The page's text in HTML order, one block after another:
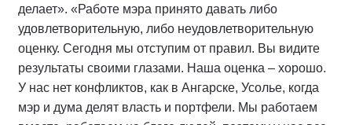
делает». «Работе мэра принято давать либо
удовлетворительную, либо неудовлетворительную
оценку. Сегодня мы отступим от правил. Вы видите
результаты своими глазами. Наша оценка – хорошо.
У нас нет конфликтов, как в Ангарске, Усолье, когда
мэр и дума делят власть и портфели. Мы работаем